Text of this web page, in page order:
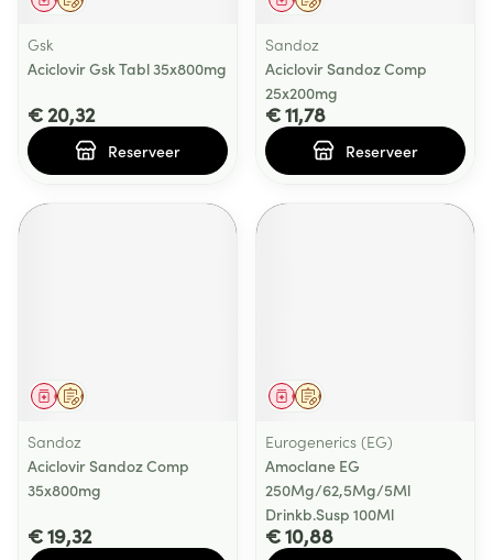
Gsk
Aciclovir Gsk Tabl 35x800mg
€ 20,32
Reserveer
Sandoz
Aciclovir Sandoz Comp
25x200mg
€ 11,78
Reserveer
Op voorschrift
Geneesmiddel
Sandoz
Aciclovir Sandoz Comp
35x800mg
€ 19,32
Op voorschrift
Geneesmiddel
Eurogenerics (EG)
Amoclane EG
250Mg/62,5Mg/5Ml
Drinkb.Susp 100Ml
€ 10,88